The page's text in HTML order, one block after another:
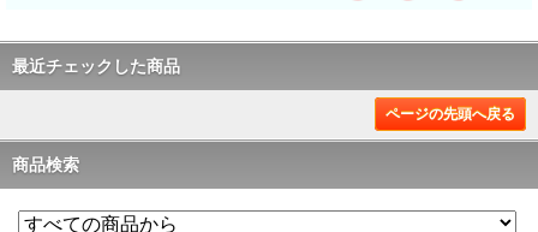
最近チェックした商品
ページの先頭へ戻る
商品検索